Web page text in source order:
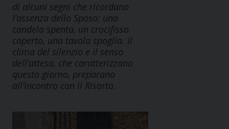
di alcuni segni che ricordano
l’assenza dello Sposo: una
candela spenta, un crocifisso
coperto, una tavola spoglia. Il
clima del silenzio e il senso
dell’attesa, che caratterizzano
questo giorno, preparano
all’incontro con il Risorto.